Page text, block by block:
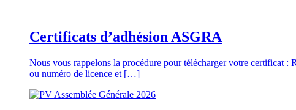
Certificats d’adhésion ASGRA
Nous vous rappelons la procédure pour télécharger votre certificat
ou numéro de licence et […]